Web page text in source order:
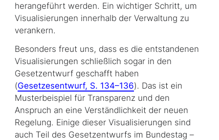
herangeführt werden. Ein wichtiger Schritt, um
Visualisierungen innerhalb der Verwaltung zu
verankern.
Besonders freut uns, dass es die entstandenen
Visualisierungen schließlich sogar in den
Gesetzentwurf geschafft haben
(Gesetzesentwurf, S. 134–136). Das ist ein
Musterbeispiel für Transparenz und den
Anspruch an eine Verständlichkeit der neuen
Regelung. Einige dieser Visualisierungen sind
auch Teil des Gesetzentwurfs im Bundestag –